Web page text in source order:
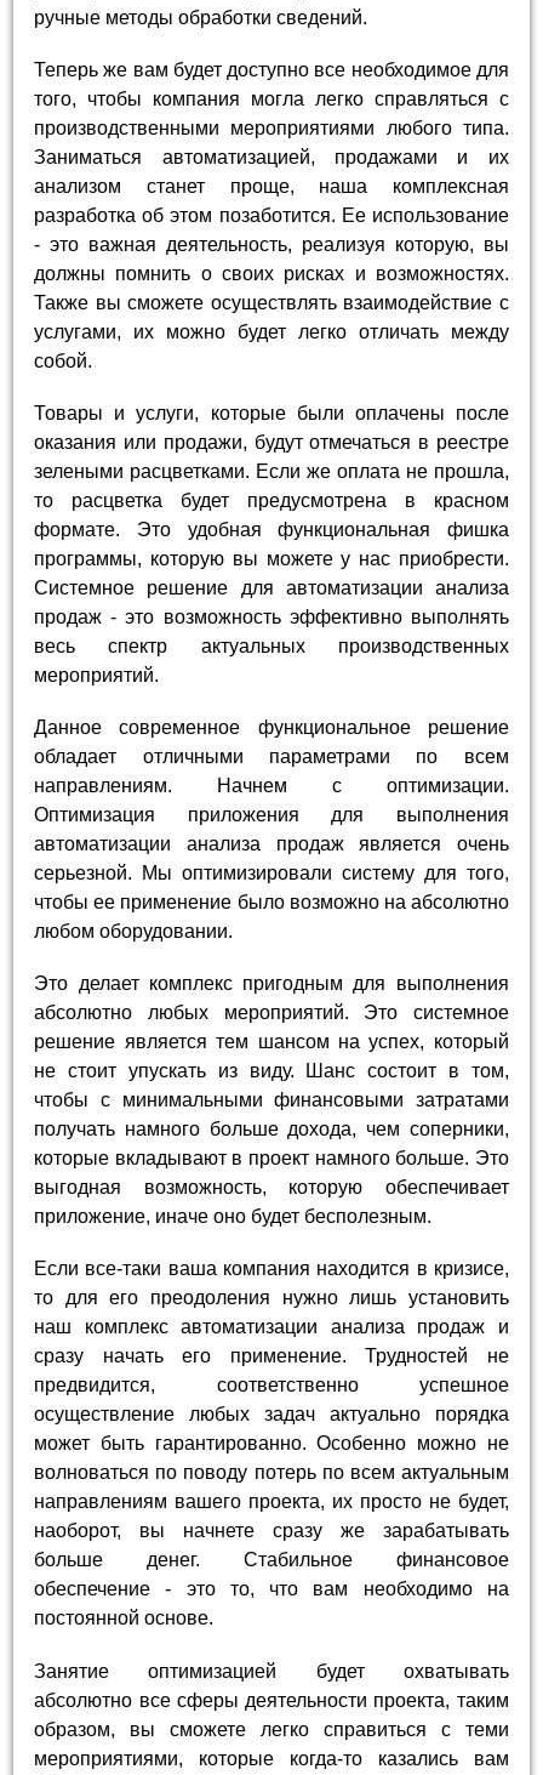
ручные методы обработки сведений.
Теперь же вам будет доступно все необходимое для
того, чтобы компания могла легко справляться с
производственными мероприятиями любого типа.
Заниматься автоматизацией, продажами и их
анализом станет проще, наша комплексная
разработка об этом позаботится. Ее использование
- это важная деятельность, реализуя которую, вы
должны помнить о своих рисках и возможностях.
Также вы сможете осуществлять взаимодействие с
услугами, их можно будет легко отличать между
собой.
Товары и услуги, которые были оплачены после
оказания или продажи, будут отмечаться в реестре
зелеными расцветками. Если же оплата не прошла,
то расцветка будет предусмотрена в красном
формате. Это удобная функциональная фишка
программы, которую вы можете у нас приобрести.
Системное решение для автоматизации анализа
продаж - это возможность эффективно выполнять
весь спектр актуальных производственных
мероприятий.
Данное современное функциональное решение
обладает отличными параметрами по всем
направлениям. Начнем с оптимизации.
Оптимизация приложения для выполнения
автоматизации анализа продаж является очень
серьезной. Мы оптимизировали систему для того,
чтобы ее применение было возможно на абсолютно
любом оборудовании.
Это делает комплекс пригодным для выполнения
абсолютно любых мероприятий. Это системное
решение является тем шансом на успех, который
не стоит упускать из виду. Шанс состоит в том,
чтобы с минимальными финансовыми затратами
получать намного больше дохода, чем соперники,
которые вкладывают в проект намного больше. Это
выгодная возможность, которую обеспечивает
приложение, иначе оно будет бесполезным.
Если все-таки ваша компания находится в кризисе,
то для его преодоления нужно лишь установить
наш комплекс автоматизации анализа продаж и
сразу начать его применение. Трудностей не
предвидится, соответственно успешное
осуществление любых задач актуально порядка
может быть гарантированно. Особенно можно не
волноваться по поводу потерь по всем актуальным
направлениям вашего проекта, их просто не будет,
наоборот, вы начнете сразу же зарабатывать
больше денег. Стабильное финансовое
обеспечение - это то, что вам необходимо на
постоянной основе.
Занятие оптимизацией будет охватывать
абсолютно все сферы деятельности проекта, таким
образом, вы сможете легко справиться с теми
мероприятиями, которые когда-то казались вам